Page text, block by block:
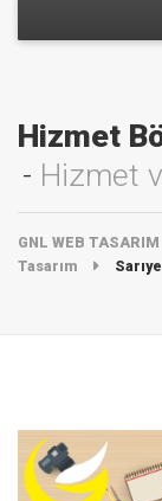
Hizmet
Hizmet
GNL WEB TASARIM
Tasarım